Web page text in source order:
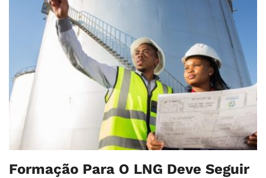
Formação Para O LNG Deve Seguir